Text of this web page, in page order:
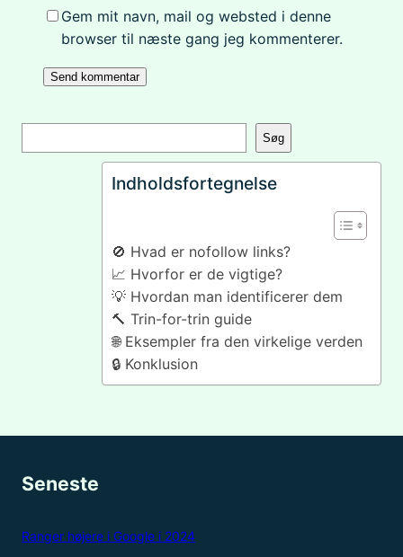
Gem mit navn, mail og websted i denne
browser til næste gang jeg kommenterer.
ø
Søg
Indholdsfortegnelse
🚫 Hvad er nofollow links?
📈 Hvorfor er de vigtige?
💡 Hvordan man identificerer dem
🔨 Trin-for-trin guide
🌐 Eksempler fra den virkelige verden
🔒 Konklusion
Seneste
Ranger højere i Google i 2024